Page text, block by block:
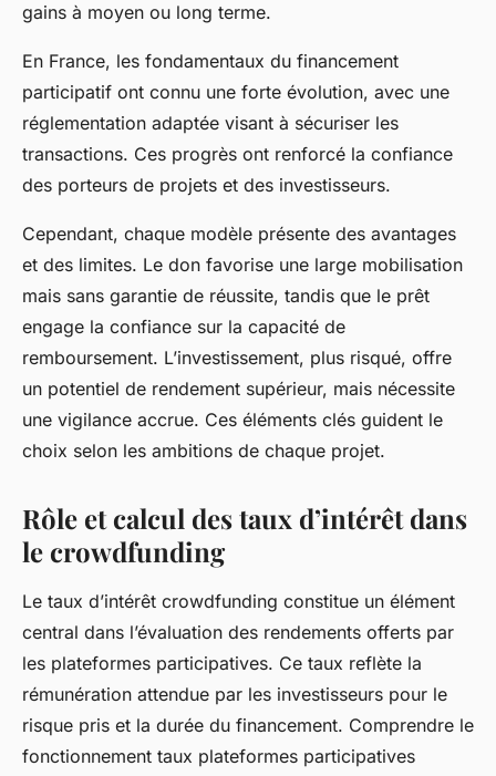
gains à moyen ou long terme.
En France, les fondamentaux du financement
participatif ont connu une forte évolution, avec une
réglementation adaptée visant à sécuriser les
transactions. Ces progrès ont renforcé la confiance
des porteurs de projets et des investisseurs.
Cependant, chaque modèle présente des avantages
et des limites. Le don favorise une large mobilisation
mais sans garantie de réussite, tandis que le prêt
engage la confiance sur la capacité de
remboursement. L’investissement, plus risqué, offre
un potentiel de rendement supérieur, mais nécessite
une vigilance accrue. Ces éléments clés guident le
choix selon les ambitions de chaque projet.
Rôle et calcul des taux d’intérêt dans
le crowdfunding
Le taux d’intérêt crowdfunding constitue un élément
central dans l’évaluation des rendements offerts par
les plateformes participatives. Ce taux reflète la
rémunération attendue par les investisseurs pour le
risque pris et la durée du financement. Comprendre le
fonctionnement taux plateformes participatives